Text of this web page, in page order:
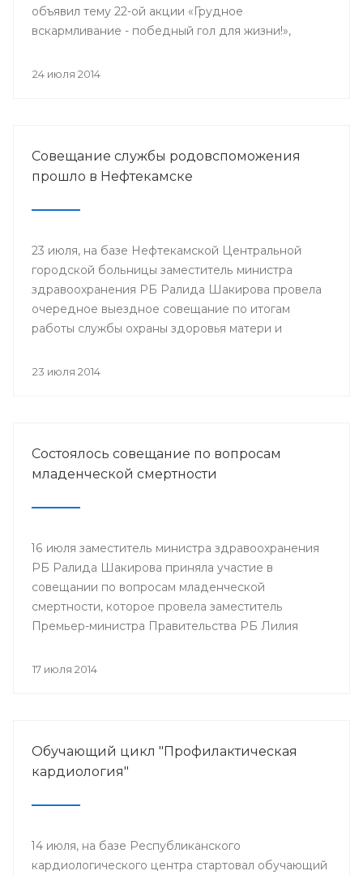
объявил тему 22-ой акции «Грудное
вскармливание - победный гол для жизни!»,
мира по футболу.
24 июля 2014
Совещание службы родовспоможения
прошло в Нефтекамске
23 июля, на базе Нефтекамской Центральной
городской больницы заместитель министра
здравоохранения РБ Ралида Шакирова провела
очередное выездное совещание по итогам
работы службы охраны здоровья матери и
организациями, курируемыми отделом
23 июля 2014
Состоялось совещание по вопросам
младенческой смертности
16 июля заместитель министра здравоохранения
РБ Ралида Шакирова приняла участие в
совещании по вопросам младенческой
смертности, которое провела заместитель
Премьер-министра Правительства РБ Лилия
17 июля 2014
Обучающий цикл "Профилактическая
кардиология"
14 июля, на базе Республиканского
кардиологического центра стартовал обучающий